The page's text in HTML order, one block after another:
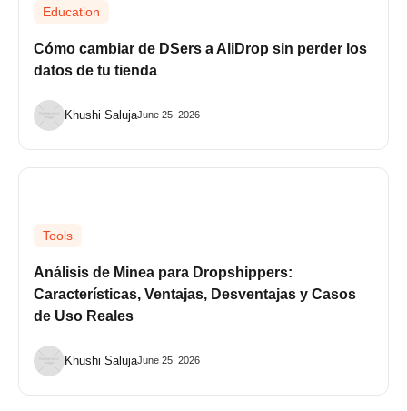
Education
Cómo cambiar de DSers a AliDrop sin perder los
datos de tu tienda
Khushi SalujaJune 25, 2026
Tools
Análisis de Minea para Dropshippers:
Características, Ventajas, Desventajas y Casos
de Uso Reales
Khushi SalujaJune 25, 2026